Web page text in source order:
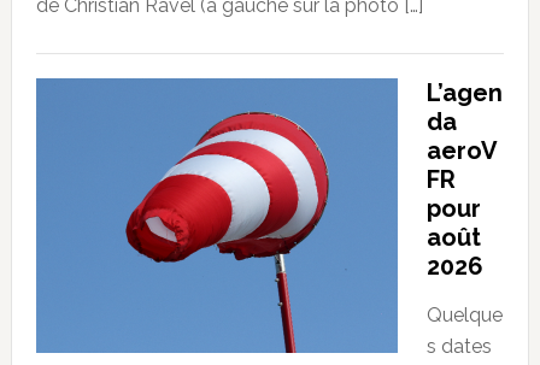
de Christian Ravel (à gauche sur la photo […]
L’agen
da
aeroV
FR
pour
août
2026
Quelque
s dates